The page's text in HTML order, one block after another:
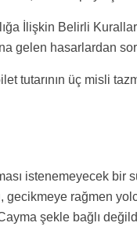
İlişkin Belirli
gelen hasarlardan
tutarının üç misli
istenemeyecek bir
gecikmeye rağmen
şekle bağlı